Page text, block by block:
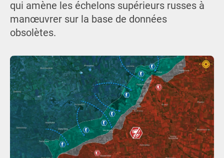
qui amène les échelons supérieurs russes à
manœuvrer sur la base de données
obsolètes.